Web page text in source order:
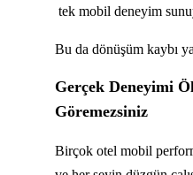
tek mobil deneyim
Bu da dönüşüm kaybı
Gerçek Deneyimi
Göremezsiniz
Birçok otel mobil